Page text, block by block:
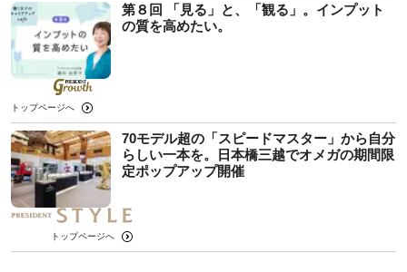
第８回 「見る」と、「観る」。インプット
の質を高めたい。
トップページへ
70モデル超の「スピードマスター」から自分
らしい一本を。日本橋三越でオメガの期間限
定ポップアップ開催
トップページへ